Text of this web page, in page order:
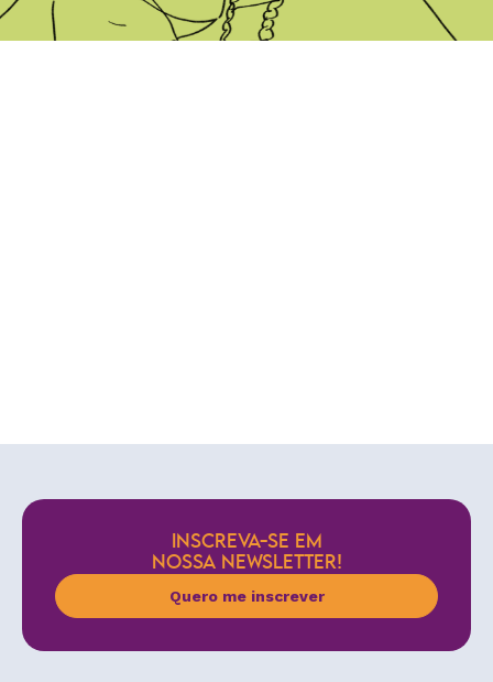
INSCREVA-SE EM
NOSSA NEWSLETTER!
Quero me inscrever